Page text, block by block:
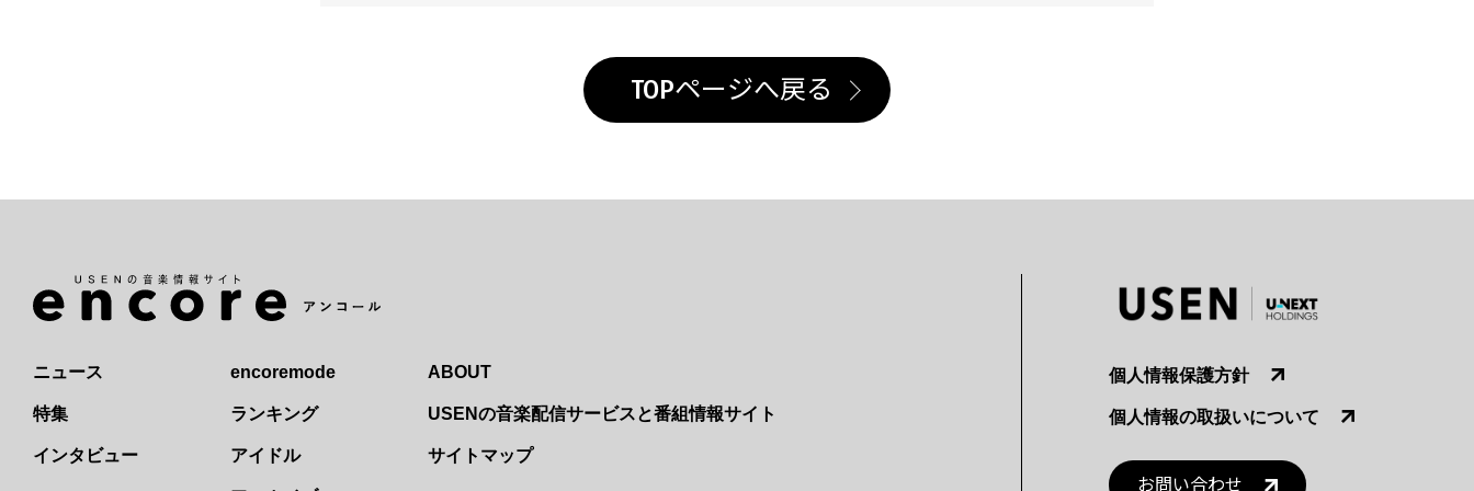
TOPページへ戻る
ニュース
特集
インタビュー
encoremode
ランキング
アイドル
ABOUT
USENの音楽配信サービスと番組情報サイト
サイトマップ
個人情報保護方針
個人情報の取扱いについて
お問い合わせ